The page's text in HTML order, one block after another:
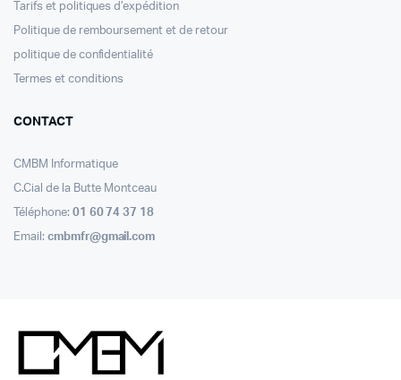
Tarifs et politiques d’expédition
Politique de remboursement et de retour
politique de confidentialité
Termes et conditions
CONTACT
CMBM Informatique
C.Cial de la Butte Montceau
Téléphone: 01 60 74 37 18
Email: cmbmfr@gmail.com